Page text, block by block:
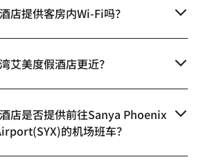
店提供客房内Wi-Fi吗？
艾美度假酒店更近？
店是否提供前往Sanya Phoenix
的机场班车？